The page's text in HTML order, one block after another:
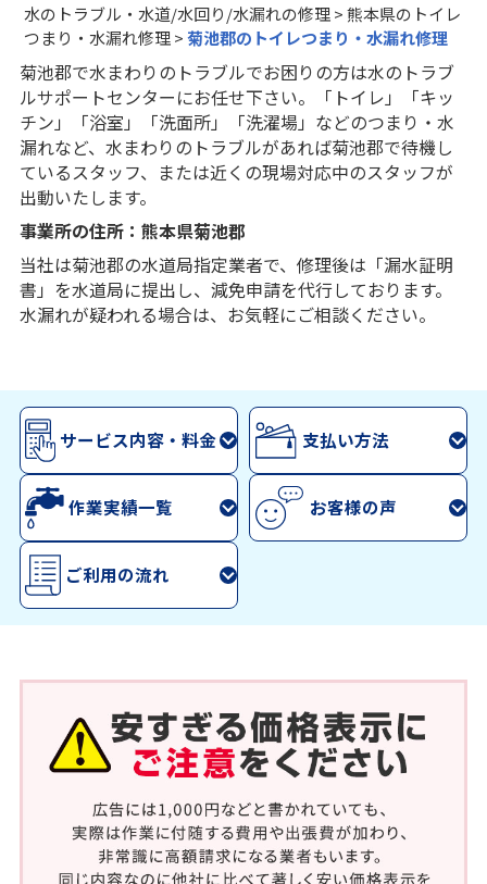
水のトラブル・水道/水回り/水漏れの修理>熊本県のトイレ
つまり・水漏れ修理>菊池郡のトイレつまり・水漏れ修理
菊池郡で水まわりのトラブルでお困りの方は水のトラブ
ルサポートセンターにお任せ下さい。「トイレ」「キッ
チン」「浴室」「洗面所」「洗濯場」などのつまり・水
漏れなど、水まわりのトラブルがあれば菊池郡で待機し
ているスタッフ、または近くの現場対応中のスタッフが
出動いたします。
事業所の住所：熊本県菊池郡
当社は菊池郡の水道局指定業者で、修理後は「漏水証明
書」を水道局に提出し、減免申請を代行しております。
水漏れが疑われる場合は、お気軽にご相談ください。
サービス内容・料金 支払い方法
作業実績一覧 お客様の声
ご利用の流れ